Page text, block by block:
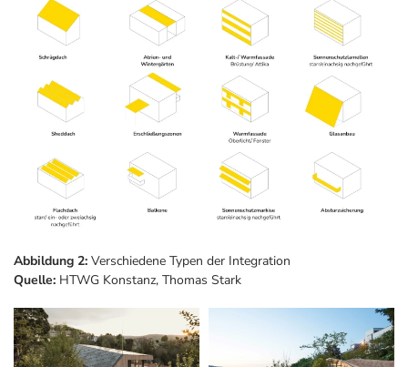
Abbildung 2: Verschiedene Typen der Integration
Quelle: HTWG Konstanz, Thomas Stark